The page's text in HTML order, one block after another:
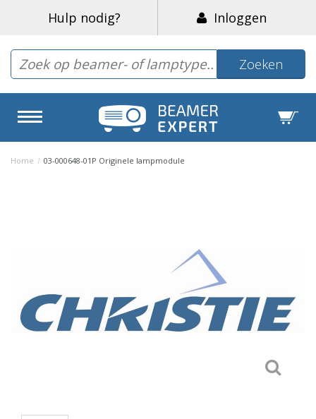
Hulp nodig? Inloggen
Zoeken
Home / 03-000648-01P Originele lampmodule